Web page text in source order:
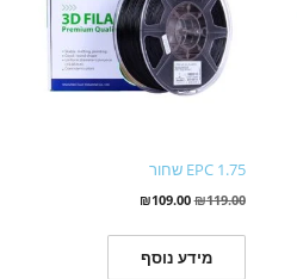
EPC 1.75 שחור
₪119.00
₪109.00
מידע נוסף